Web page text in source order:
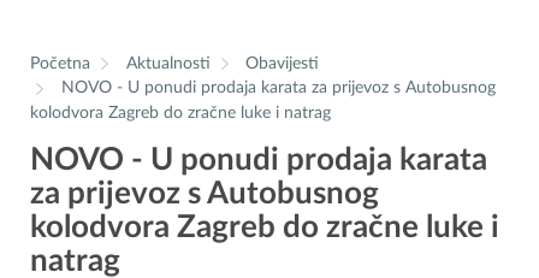
Početna Aktualnosti
Obavijesti
NOVO - U ponudi prodaja karata za prijevoz s Autobusnog
kolodvora Zagreb do zračne luke i natrag
NOVO - U ponudi prodaja karata
za prijevoz s Autobusnog
kolodvora Zagreb do zračne luke i
natrag